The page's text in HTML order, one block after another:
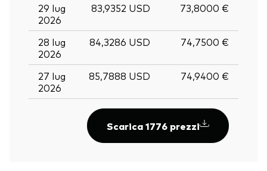
29 lug
2026
83,9352 USD 73,8000 €
28 lug
2026
84,3286 USD 74,7500 €
27 lug
2026
85,7888 USD 74,9400 €
Scarica 1776 prezzi